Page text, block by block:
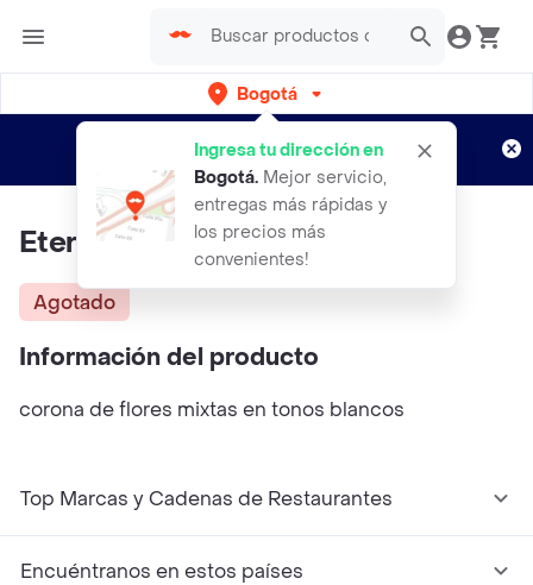
Bogotá
Ingresa tu dirección en
Bogotá. Mejor servicio,
entregas más rápidas y
los precios más
convenientes!
envíos gratis por semanas
Aplican TyC
Eternidad
Agotado
Información del producto
corona de flores mixtas en tonos blancos
Top Marcas y Cadenas de Restaurantes
Encuéntranos en estos países